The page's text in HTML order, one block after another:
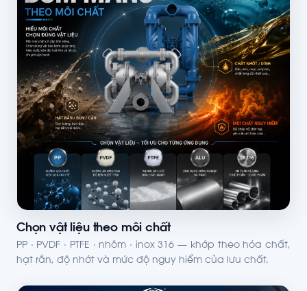
Chọn vật liệu theo môi chất
PP · PVDF · PTFE · nhôm · inox 316 — khớp theo hóa chất,
hạt rắn, độ nhớt và mức độ nguy hiểm của lưu chất.